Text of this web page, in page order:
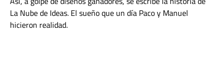
La Nube de Ideas. El sueño que un día Paco y Manuel
hicieron realidad.